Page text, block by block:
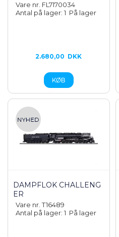
Vare nr. FL7170034
Antal på lager: 1 På lager
2.680,00 DKK
DAMPFLOK CHALLENG
ER
Vare nr. T16489
Antal på lager: 1 På lager